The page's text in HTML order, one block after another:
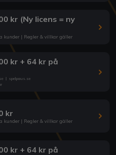
kr (Ny licens = ny
kunder | Regler & villkor gäller
kr + 64 kr på
| spelpaus.se
kr
kunder | Regler & villkor gäller
kr + 64 kr på